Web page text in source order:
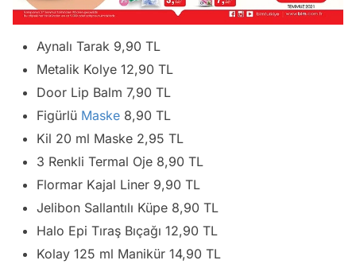
Aynalı Tarak 9,90 TL
Metalik Kolye 12,90 TL
Door Lip Balm 7,90 TL
Figürlü Maske 8,90 TL
Kil 20 ml Maske 2,95 TL
3 Renkli Termal Oje 8,90 TL
Flormar Kajal Liner 9,90 TL
Jelibon Sallantılı Küpe 8,90 TL
Halo Epi Tıraş Bıçağı 12,90 TL
Kolay 125 ml Manikür 14,90 TL